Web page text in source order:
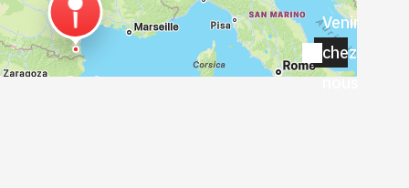
- L'équilibre parfait entre fruité et finesse, un vin qui
" - Un vin d'exception, riche et complexe, offrant
Venir
chez
nous